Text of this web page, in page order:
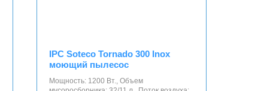
IPC Soteco Tornado 300 Inox
моющий пылесос
Мощность: 1200 Вт., Объем